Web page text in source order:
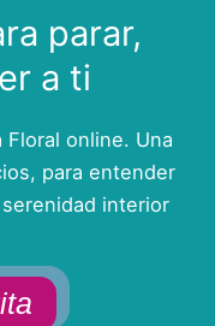
parar,
a ti
Floral online. Una
para entender
interior